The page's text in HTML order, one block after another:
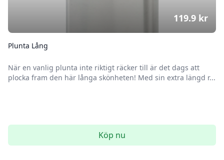
Plunta Lång
När en vanlig plunta inte riktigt räcker till är det dags att
plocka fram den här långa skönheten! Med sin extra längd r...
119.9 kr
Köp nu